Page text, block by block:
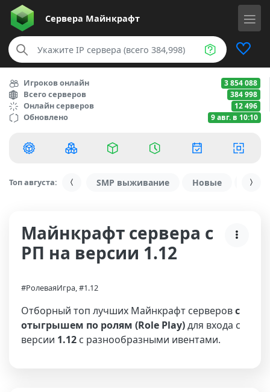
Сервера Майнкрафт
Игроков онлайн 3 854 088
Всего серверов 384 998
Онлайн серверов 12 496
Обновлено 9 авг. в 10:10
Топ августа: SMP выживание Новые С
Майнкрафт сервера с
РП на версии 1.12
#РолеваяИгра, #1.12
Отборный топ лучших Майнкрафт серверовс
отыгрышем по ролям (Role Play)для входа с
версии 1.12 с разнообразными ивентами.